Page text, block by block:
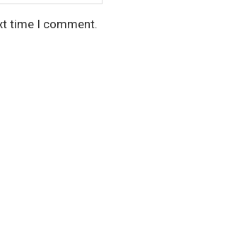
time I comment.